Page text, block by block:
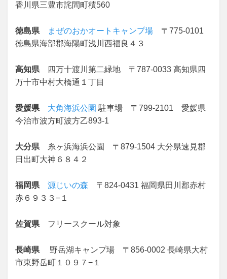
香川県三豊市詫間町積560
徳島県 まぜのおかオートキャンプ場 〒775-0101
徳島県海部郡海陽町浅川西福良４３
高知県 四万十渡川第二緑地 〒787-0033 高知県四
万十市中村大橋通１丁目
愛媛県 大角海浜公園 駐車場 〒799-2101 愛媛県
今治市波方町波方乙893-1
大分県 糸ヶ浜海浜公園 〒879-1504 大分県速見郡
日出町大神６８４２
福岡県 源じいの森 〒824-0431 福岡県田川郡赤村
赤６９３３−１
佐賀県 フリースクール対象
長崎県 野岳湖キャンプ場 〒856-0002 長崎県大村
市東野岳町１０９７−１